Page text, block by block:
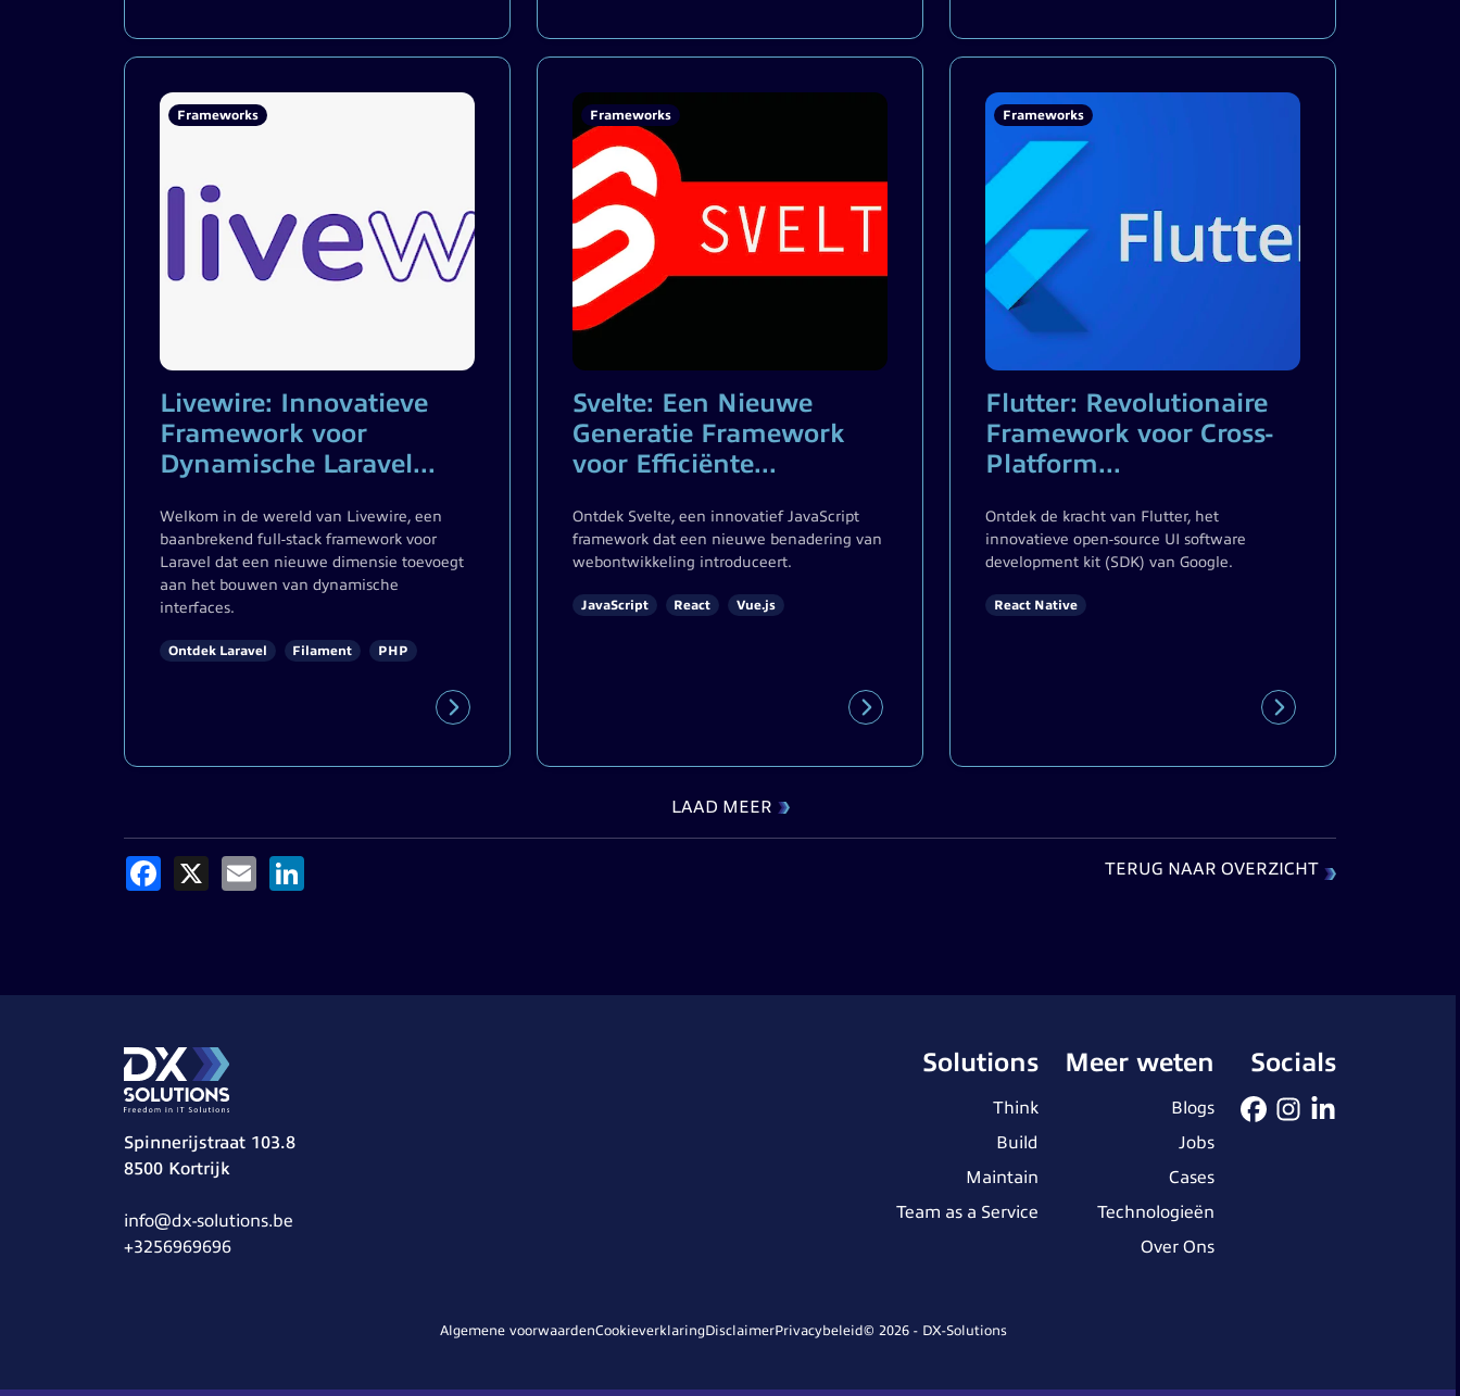
Frameworks
Livewire: Innovatieve
Framework voor
Dynamische Laravel...
Welkom in de wereld van Livewire, een
baanbrekend full-stack framework voor
Laravel dat een nieuwe dimensie toevoegt
aan het bouwen van dynamische
interfaces.
Ontdek Laravel Filament PHP
Frameworks
Svelte: Een Nieuwe
Generatie Framework
voor Efficiënte...
Ontdek Svelte, een innovatief JavaScript
framework dat een nieuwe benadering van
webontwikkeling introduceert.
JavaScript React Vue.js
Frameworks
Flutter: Revolutionaire
Framework voor Cross-
Platform...
Ontdek de kracht van Flutter, het
innovatieve open-source UI software
development kit (SDK) van Google.
React Native
LAAD MEER
Facebook Email TERUG NAAR OVERZICHT
Spinnerijstraat 103.8
8500 Kortrijk
info@dx-solutions.be
+3256969696
Solutions
Think
Build
Maintain
Team as a Service
Meer weten
Blogs
Jobs
Cases
Technologieën
Over Ons
Socials
Algemene voorwaardenCookieverklaringDisclaimerPrivacybeleid© 2026 - DX-Solutions